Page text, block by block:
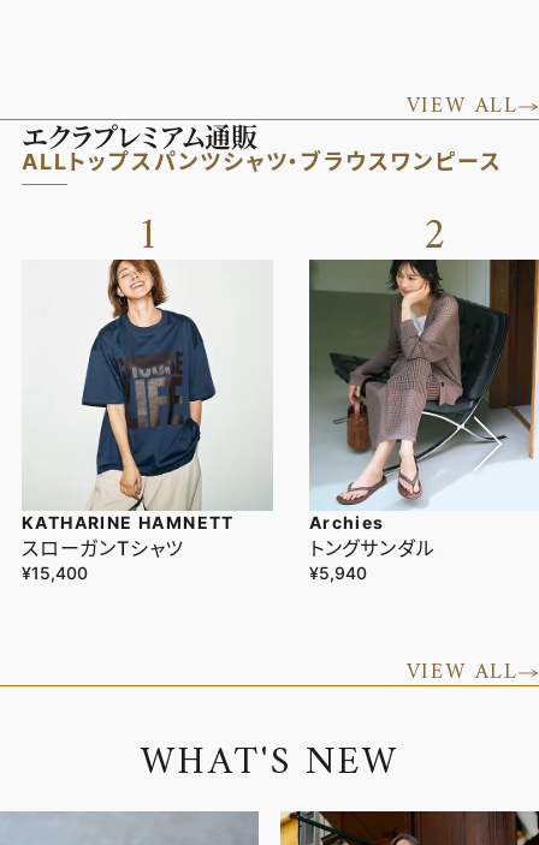
VIEW ALL
エクラプレミアム通販
ALLトップス パンツシャツ・ブラウス ワンピース
1
KATHARINE HAMNETT
スローガンTシャツ
¥15,400
2
Archies
トングサンダル
¥5,940
VIEW ALL
WHAT'S NEW